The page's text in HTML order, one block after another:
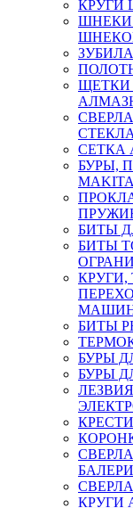
КРУГИ
ШНЕКИ
ЩЕТКИ
СЕТКА
БУРЫ,
MAKITA
БИТЫ
БИТЫ
КРУГИ,
БИТЫ
БУРЫ
БУРЫ
КРУГИ